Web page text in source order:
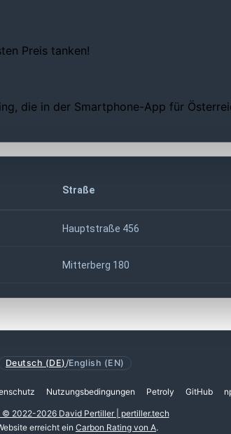
Preis tanken!
die in der Smartphone-App für
Straße
Hauptstraße 456
Mitterberg 180
Deutsch (DE) /English (EN)
Nutzungsbedingungen Petroly GitHub
© 2022-2026 David Pertiller | pertiller.tech
erreicht ein Carbon Rating von A.